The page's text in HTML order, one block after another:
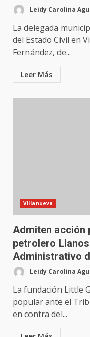
Leidy Carolina
La delegada
del Estado Civil en
Fernández, de...
Leer Más
Villanueva
Admiten acción
petrolero
Administrativo
Leidy Carolina
La fundación Little
popular ante el
en contra del...